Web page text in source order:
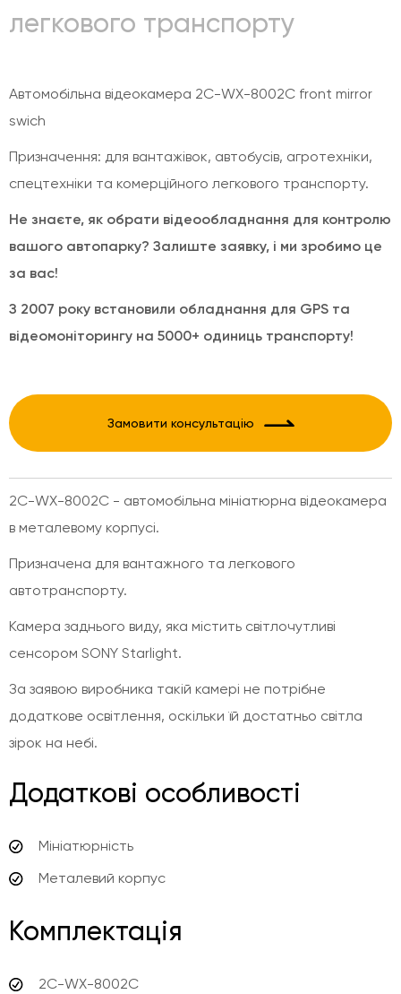
легкового транспорту
Автомобільна відеокамера 2С-WX-8002C front mirror
swich
Призначення: для вантажівок, автобусів, агротехніки,
спецтехніки та комерційного легкового транспорту.
Не знаєте, як обрати відеообладнання для контролю
вашого автопарку? Залиште заявку, і ми зробимо це
за вас!
З 2007 року встановили обладнання для GPS та
відеомоніторингу на 5000+ одиниць транспорту!
Замовити консультацію
2С-WX-8002C - автомобільна мініатюрна відеокамера
в металевому корпусі.
Призначена для вантажного та легкового
автотранспорту.
Камера заднього виду, яка містить світлочутливі
сенсором SONY Starlight.
За заявою виробника такій камері не потрібне
додаткове освітлення, оскільки їй достатньо світла
зірок на небі.
Додаткові особливості
Мініатюрність
Металевий корпус
Комплектація
2С-WX-8002C